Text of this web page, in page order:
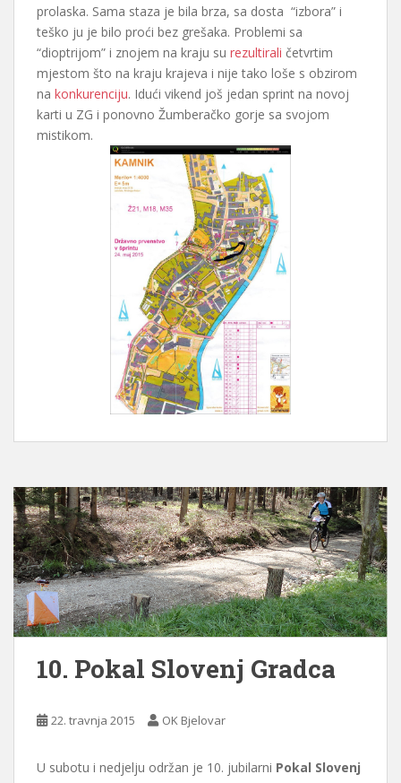
prolaska. Sama staza je bila brza, sa dosta “izbora” i
teško ju je bilo proći bez grešaka. Problemi sa
“dioptrijom” i znojem na kraju su rezultirali četvrtim
mjestom što na kraju krajeva i nije tako loše s obzirom
na konkurenciju. Idući vikend još jedan sprint na novoj
karti u ZG i ponovno Žumberačko gorje sa svojom
mistikom.
10. Pokal Slovenj Gradca
22. travnja 2015 OK Bjelovar
U subotu i nedjelju održan je 10. jubilarni Pokal Slovenj